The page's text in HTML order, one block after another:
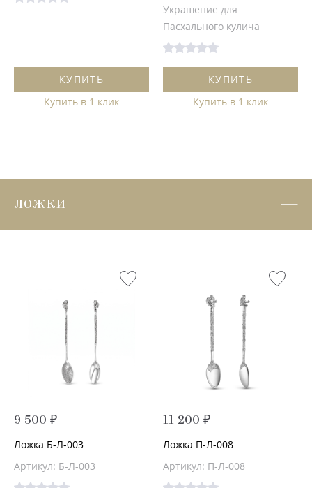
КУПИТЬ
Купить в 1 клик
Украшение для
Пасхального кулича
КУПИТЬ
Купить в 1 клик
ЛОЖКИ
9 500 ₽
Ложка Б-Л-003
Артикул: Б-Л-003
11 200 ₽
Ложка П-Л-008
Артикул: П-Л-008